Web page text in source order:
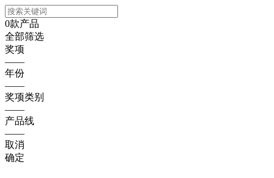
0款产品
全部筛选
奖项
——
年份
——
奖项类别
——
产品线
——
取消
确定